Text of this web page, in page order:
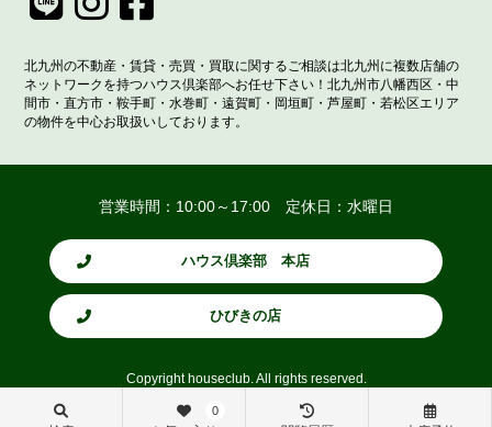
北九州の不動産・賃貸・売買・買取に関するご相談は北九州に複数店舗の
ネットワークを持つハウス倶楽部へお任せ下さい！北九州市八幡西区・中
間市・直方市・鞍手町・水巻町・遠賀町・岡垣町・芦屋町・若松区エリア
の物件を中心お取扱いしております。
営業時間：10:00～17:00 定休日：水曜日
ハウス倶楽部 本店
ひびきの店
Copyright houseclub. All rights reserved.
0